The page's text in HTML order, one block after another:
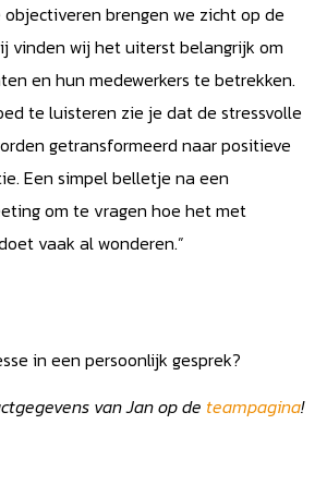
brengen we zicht op de
vinden wij het uiterst belangrijk om
en hun medewerkers te betrekken.
te luisteren zie je dat de stressvolle
getransformeerd naar positieve
Een simpel belletje na een
om te vragen hoe het met
vaak al wonderen.”
in een persoonlijk gesprek?
van Jan op de teampagina!